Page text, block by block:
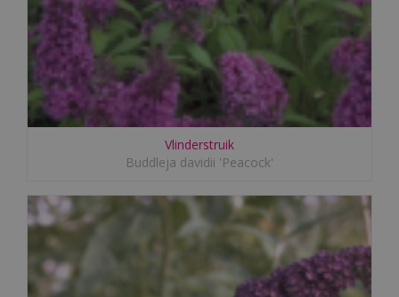
Vlinderstruik
Buddleja davidii 'Peacock'